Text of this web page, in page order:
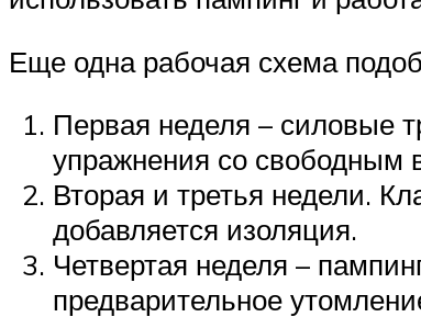
Еще одна рабочая схема
Первая неделя – силовые
упражнения со свободным
Вторая и третья недели.
добавляется изоляция.
Четвертая неделя –
предварительное